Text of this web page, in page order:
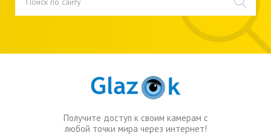
Получите доступ к своим камерам с
любой точки мира через интернет!